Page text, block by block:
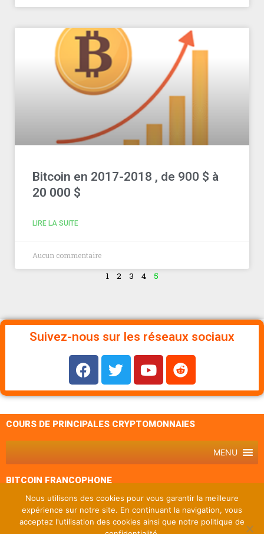
Bitcoin en 2017-2018 , de 900 $ à
20 000 $
LIRE LA SUITE
Aucun commentaire
1 2 3 4 5
Suivez-nous sur les réseaux sociaux
COURS DE PRINCIPALES CRYPTOMONNAIES
MENU
BITCOIN FRANCOPHONE
MENU
Nous utilisons des cookies pour vous garantir la meilleure
expérience sur notre site. En continuant la navigation, vous
acceptez l'utilisation des cookies ainsi que notre politique de